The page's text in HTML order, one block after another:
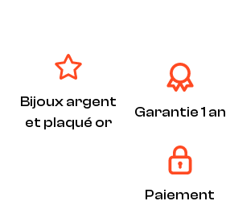
Bijoux argent
et plaqué or
Garantie 1 an
Paiement